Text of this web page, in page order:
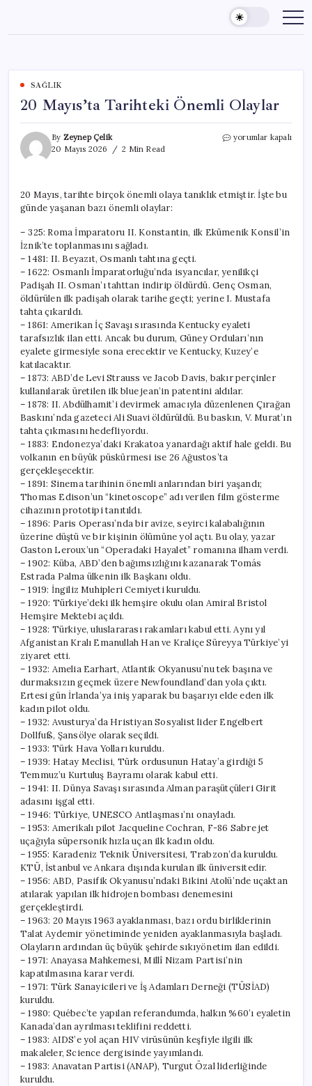
content
SAĞLIK
20 Mayıs’ta Tarihteki Önemli Olaylar
By Zeynep Çelik
20 Mayıs 2026
2 Min Read
20
için
yorumlar kapalı
20 Mayıs, tarihte birçok önemli olaya tanıklık etmiştir. İşte bu
günde yaşanan bazı önemli olaylar:
– 325: Roma İmparatoru II. Konstantin, ilk Ekümenik Konsil’in
İznik’te toplanmasını sağladı.
– 1481: II. Beyazıt, Osmanlı tahtına geçti.
– 1622: Osmanlı İmparatorluğu’nda isyancılar, yenilikçi
Padişah II. Osman’ı tahttan indirip öldürdü. Genç Osman,
öldürülen ilk padişah olarak tarihe geçti; yerine I. Mustafa
tahta çıkarıldı.
– 1861: Amerikan İç Savaşı sırasında Kentucky eyaleti
tarafsızlık ilan etti. Ancak bu durum, Güney Orduları’nın
eyalete girmesiyle sona erecektir ve Kentucky, Kuzey’e
katılacaktır.
– 1873: ABD’de Levi Strauss ve Jacob Davis, bakır perçinler
kullanılarak üretilen ilk blue jean’in patentini aldılar.
– 1878: II. Abdülhamit’i devirmek amacıyla düzenlenen Çırağan
Baskını’nda gazeteci Ali Suavi öldürüldü. Bu baskın, V. Murat’ın
tahta çıkmasını hedefliyordu.
– 1883: Endonezya’daki Krakatoa yanardağı aktif hale geldi. Bu
volkanın en büyük püskürmesi ise 26 Ağustos’ta
gerçekleşecektir.
– 1891: Sinema tarihinin önemli anlarından biri yaşandı;
Thomas Edison’un “kinetoscope” adı verilen film gösterme
cihazının prototipi tanıtıldı.
– 1896: Paris Operası’nda bir avize, seyirci kalabalığının
üzerine düştü ve bir kişinin ölümüne yol açtı. Bu olay, yazar
Gaston Leroux’un “Operadaki Hayalet” romanına ilham verdi.
– 1902: Küba, ABD’den bağımsızlığını kazanarak Tomás
Estrada Palma ülkenin ilk Başkanı oldu.
– 1919: İngiliz Muhipleri Cemiyeti kuruldu.
– 1920: Türkiye’deki ilk hemşire okulu olan Amiral Bristol
Hemşire Mektebi açıldı.
– 1928: Türkiye, uluslararası rakamları kabul etti. Aynı yıl
Afganistan Kralı Emanullah Han ve Kraliçe Süreyya Türkiye’yi
ziyaret etti.
– 1932: Amelia Earhart, Atlantik Okyanusu’nu tek başına ve
durmaksızın geçmek üzere Newfoundland’dan yola çıktı.
Ertesi gün İrlanda’ya iniş yaparak bu başarıyı elde eden ilk
kadın pilot oldu.
– 1932: Avusturya’da Hristiyan Sosyalist lider Engelbert
Dollfuß, Şansölye olarak seçildi.
– 1933: Türk Hava Yolları kuruldu.
– 1939: Hatay Meclisi, Türk ordusunun Hatay’a girdiği 5
Temmuz’u Kurtuluş Bayramı olarak kabul etti.
– 1941: II. Dünya Savaşı sırasında Alman paraşütçüleri Girit
adasını işgal etti.
– 1946: Türkiye, UNESCO Antlaşması’nı onayladı.
– 1953: Amerikalı pilot Jacqueline Cochran, F-86 Sabre jet
uçağıyla süpersonik hızla uçan ilk kadın oldu.
– 1955: Karadeniz Teknik Üniversitesi, Trabzon’da kuruldu.
KTÜ, İstanbul ve Ankara dışında kurulan ilk üniversitedir.
– 1956: ABD, Pasifik Okyanusu’ndaki Bikini Atolü’nde uçaktan
atılarak yapılan ilk hidrojen bombası denemesini
gerçekleştirdi.
– 1963: 20 Mayıs 1963 ayaklanması, bazı ordu birliklerinin
Talat Aydemir yönetiminde yeniden ayaklanmasıyla başladı.
Olayların ardından üç büyük şehirde sıkıyönetim ilan edildi.
– 1971: Anayasa Mahkemesi, Millî Nizam Partisi’nin
kapatılmasına karar verdi.
– 1971: Türk Sanayicileri ve İş Adamları Derneği (TÜSİAD)
kuruldu.
– 1980: Québec’te yapılan referandumda, halkın %60’ı eyaletin
Kanada’dan ayrılması teklifini reddetti.
– 1983: AIDS’e yol açan HIV virüsünün keşfiyle ilgili ilk
makaleler, Science dergisinde yayımlandı.
– 1983: Anavatan Partisi (ANAP), Turgut Özal liderliğinde
kuruldu.